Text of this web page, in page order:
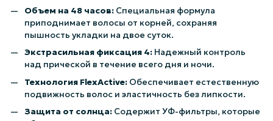
Объем на 48 часов: Специальная формула
приподнимает волосы от корней, сохраняя
пышность укладки на двое суток.
Экстрасильная фиксация 4: Надежный контроль
над прической в течение всего дня и ночи.
Технология FlexActive: Обеспечивает естественную
подвижность волос и эластичность без липкости.
Защита от солнца: Содержит УФ-фильтры, которые